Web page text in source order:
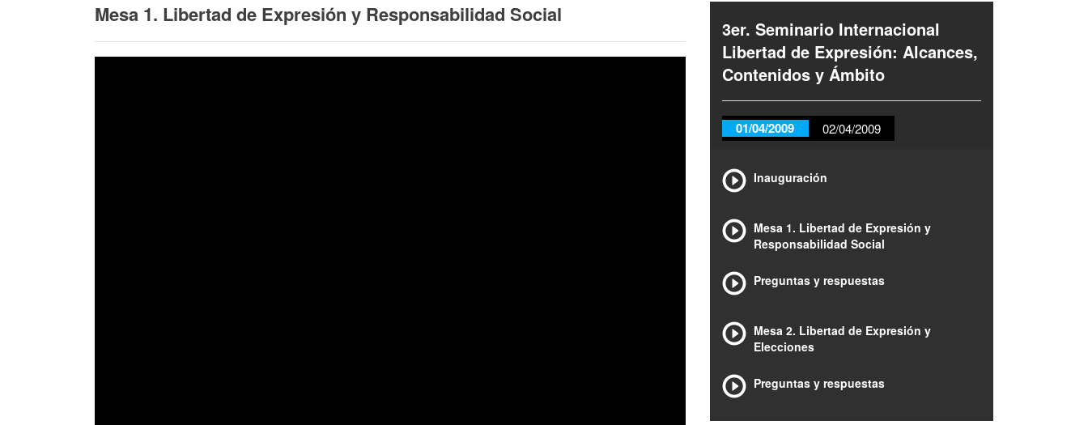
Mesa 1. Libertad de Expresión y Responsabilidad Social
3er. Seminario Internacional
Libertad de Expresión: Alcances,
Contenidos y Ámbito
01/04/2009 02/04/2009
Inauguración
Mesa 1. Libertad de Expresión y
Responsabilidad Social
Preguntas y respuestas
Mesa 2. Libertad de Expresión y
Elecciones
Preguntas y respuestas